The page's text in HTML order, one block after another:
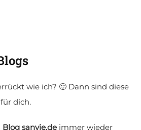
wie ich? 🙂 Dann sind diese
dich.
sanvie.de immer wieder